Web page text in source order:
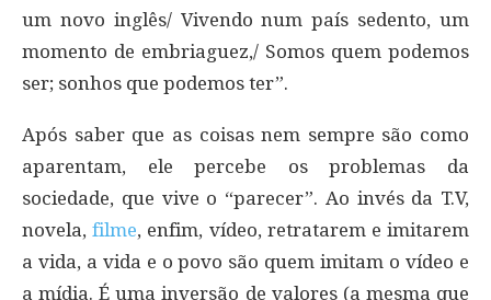
um novo inglês/ Vivendo num país sedento, um
momento de embriaguez,/ Somos quem podemos
ser; sonhos que podemos ter”.
Após saber que as coisas nem sempre são como
aparentam, ele percebe os problemas da
sociedade, que vive o “parecer”. Ao invés da T.V,
novela,filme, enfim, vídeo, retratarem e imitarem
a vida, a vida e o povo são quem imitam o vídeo e
a mídia. É uma inversão de valores (a mesma que